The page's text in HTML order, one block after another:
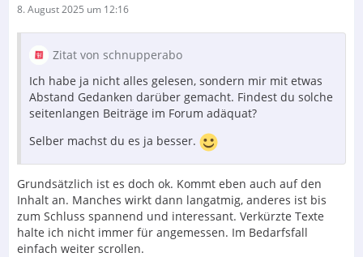
8. August 2025 um 12:16
Zitat von schnupperabo
Ich habe ja nicht alles gelesen, sondern mir mit etwas
Abstand Gedanken darüber gemacht. Findest du solche
seitenlangen Beiträge im Forum adäquat?
Selber machst du es ja besser.
Grundsätzlich ist es doch ok. Kommt eben auch auf den
Inhalt an. Manches wirkt dann langatmig, anderes ist bis
zum Schluss spannend und interessant. Verkürzte Texte
halte ich nicht immer für angemessen. Im Bedarfsfall
einfach weiter scrollen.